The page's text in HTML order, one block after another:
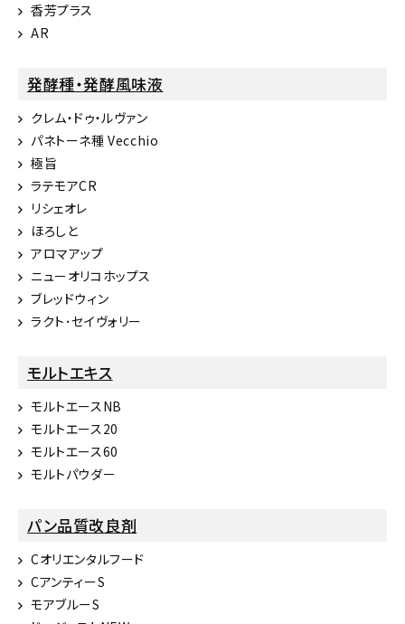
香芳プラス
AR
発酵種・発酵風味液
クレム・ドゥ・ルヴァン
パネトーネ種 Vecchio
極旨
ラテモアCR
リシェオレ
ほろしと
アロマアップ
ニューオリコホップス
ブレッドウィン
ラクト･セイヴォリー
モルトエキス
モルトエースNB
モルトエース20
モルトエース60
モルトパウダー
パン品質改良剤
Cオリエンタルフード
CアンティーS
モアブルーS